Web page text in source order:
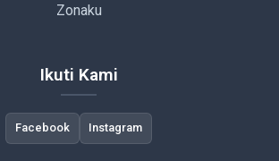
Zonaku
Ikuti Kami
Facebook Instagram